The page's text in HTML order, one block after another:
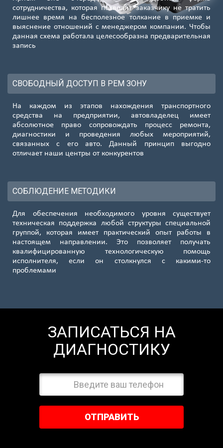
сотрудничества, которая позволит заказчику не тратить
лишнее время на бесполезное толкание в приемке и
выяснение отношений с менеджером компании. Чтобы
данная схема работала целесообразна предварительная
запись
СВОБОДНЫЙ ДОСТУП В РЕМ ЗОНУ
На каждом из этапов нахождения транспортного
средства на предприятии, автовладелец имеет
абсолютное право сопровождать процесс ремонта,
диагностики и проведения любых мероприятий,
связанных с его авто. Данный принцип выгодно
отличает наши центры от конкурентов
СОБЛЮДЕНИЕ МЕТОДИКИ
Для обеспечения необходимого уровня существует
техническая поддержка любой структуры специальной
группой, которая имеет практический опыт работы в
настоящем направлении. Это позволяет получать
квалифицированную технологическую помощь
исполнителя, если он столкнулся с какими-то
проблемами
ЗАПИСАТЬСЯ НА
ДИАГНОСТИКУ
ОТПРАВИТЬ